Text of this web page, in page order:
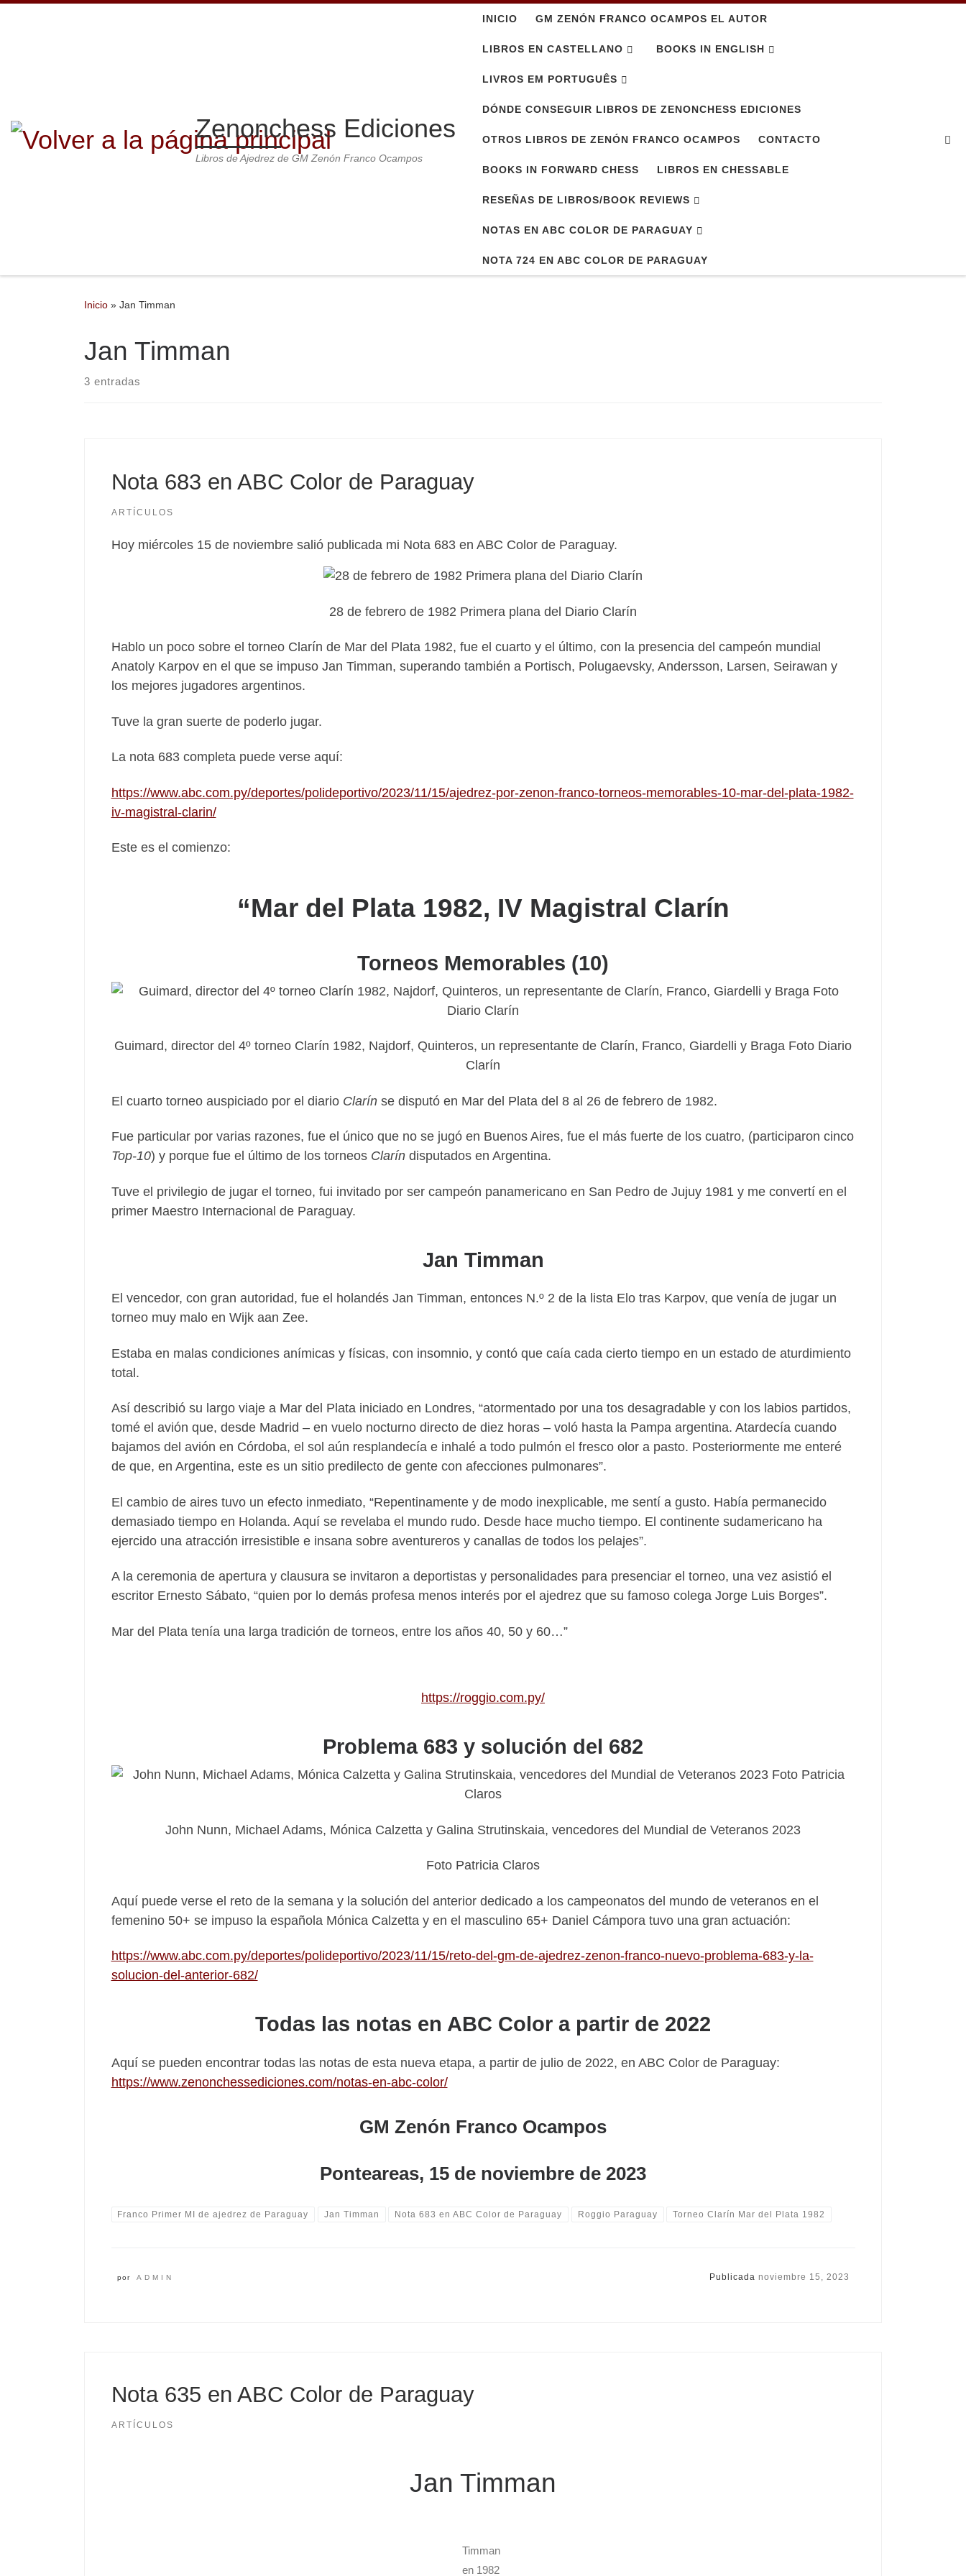
Zenonchess Ediciones
Libros de Ajedrez de GM Zenón Franco Ocampos
INICIO GM ZENÓN FRANCO OCAMPOS EL AUTOR
LIBROS EN CASTELLANO BOOKS IN ENGLISH
LIVROS EM PORTUGUÊS
DÓNDE CONSEGUIR LIBROS DE ZENONCHESS EDICIONES
OTROS LIBROS DE ZENÓN FRANCO OCAMPOS CONTACTO
BOOKS IN FORWARD CHESS LIBROS EN CHESSABLE
RESEÑAS DE LIBROS/BOOK REVIEWS
NOTAS EN ABC COLOR DE PARAGUAY
NOTA 724 EN ABC COLOR DE PARAGUAY
Inicio » Jan Timman
Jan Timman
3 entradas
Nota 683 en ABC Color de Paraguay
ARTÍCULOS
Hoy miércoles 15 de noviembre salió publicada mi Nota 683 en ABC Color de Paraguay.
28 de febrero de 1982 Primera plana del Diario Clarín
Hablo un poco sobre el torneo Clarín de Mar del Plata 1982, fue el cuarto y el último, con la presencia del campeón mundial
Anatoly Karpov en el que se impuso Jan Timman, superando también a Portisch, Polugaevsky, Andersson, Larsen, Seirawan y
los mejores jugadores argentinos.
Tuve la gran suerte de poderlo jugar.
La nota 683 completa puede verse aquí:
https://www.abc.com.py/deportes/polideportivo/2023/11/15/ajedrez-por-zenon-franco-torneos-memorables-10-mar-del-plata-1982-
iv-magistral-clarin/
Este es el comienzo:
“Mar del Plata 1982, IV Magistral Clarín
Torneos Memorables (10)
Guimard, director del 4º torneo Clarín 1982, Najdorf, Quinteros, un representante de Clarín, Franco, Giardelli y Braga Foto Diario
Clarín
El cuarto torneo auspiciado por el diario Clarínse disputó en Mar del Plata del 8 al 26 de febrero de 1982.
Fue particular por varias razones, fue el único que no se jugó en Buenos Aires, fue el más fuerte de los cuatro, (participaron cinco
Top-10) y porque fue el último de los torneos Claríndisputados en Argentina.
Tuve el privilegio de jugar el torneo, fui invitado por ser campeón panamericano en San Pedro de Jujuy 1981 y me convertí en el
primer Maestro Internacional de Paraguay.
Jan Timman
El vencedor, con gran autoridad, fue el holandés Jan Timman, entonces N.º 2 de la lista Elo tras Karpov, que venía de jugar un
torneo muy malo en Wijk aan Zee.
Estaba en malas condiciones anímicas y físicas, con insomnio, y contó que caía cada cierto tiempo en un estado de aturdimiento
total.
Así describió su largo viaje a Mar del Plata iniciado en Londres, “atormentado por una tos desagradable y con los labios partidos,
tomé el avión que, desde Madrid – en vuelo nocturno directo de diez horas – voló hasta la Pampa argentina. Atardecía cuando
bajamos del avión en Córdoba, el sol aún resplandecía e inhalé a todo pulmón el fresco olor a pasto. Posteriormente me enteré
de que, en Argentina, este es un sitio predilecto de gente con afecciones pulmonares”.
El cambio de aires tuvo un efecto inmediato, “Repentinamente y de modo inexplicable, me sentí a gusto. Había permanecido
demasiado tiempo en Holanda. Aquí se revelaba el mundo rudo. Desde hace mucho tiempo. El continente sudamericano ha
ejercido una atracción irresistible e insana sobre aventureros y canallas de todos los pelajes”.
A la ceremonia de apertura y clausura se invitaron a deportistas y personalidades para presenciar el torneo, una vez asistió el
escritor Ernesto Sábato, “quien por lo demás profesa menos interés por el ajedrez que su famoso colega Jorge Luis Borges”.
Mar del Plata tenía una larga tradición de torneos, entre los años 40, 50 y 60…”
https://roggio.com.py/
Problema 683 y solución del 682
John Nunn, Michael Adams, Mónica Calzetta y Galina Strutinskaia, vencedores del Mundial de Veteranos 2023
Foto Patricia Claros
Aquí puede verse el reto de la semana y la solución del anterior dedicado a los campeonatos del mundo de veteranos en el
femenino 50+ se impuso la española Mónica Calzetta y en el masculino 65+ Daniel Cámpora tuvo una gran actuación:
https://www.abc.com.py/deportes/polideportivo/2023/11/15/reto-del-gm-de-ajedrez-zenon-franco-nuevo-problema-683-y-la-
solucion-del-anterior-682/
Todas las notas en ABC Color a partir de 2022
Aquí se pueden encontrar todas las notas de esta nueva etapa, a partir de julio de 2022, en ABC Color de Paraguay:
https://www.zenonchessediciones.com/notas-en-abc-color/
GM Zenón Franco Ocampos
Ponteareas, 15 de noviembre de 2023
Franco Primer MI de ajedrez de Paraguay Jan Timman Nota 683 en ABC Color de Paraguay Roggio Paraguay Torneo Clarín Mar del Plata 1982
por ADMIN Publicada noviembre 15, 2023
Nota 635 en ABC Color de Paraguay
ARTÍCULOS
Jan Timman
Timman
en 1982